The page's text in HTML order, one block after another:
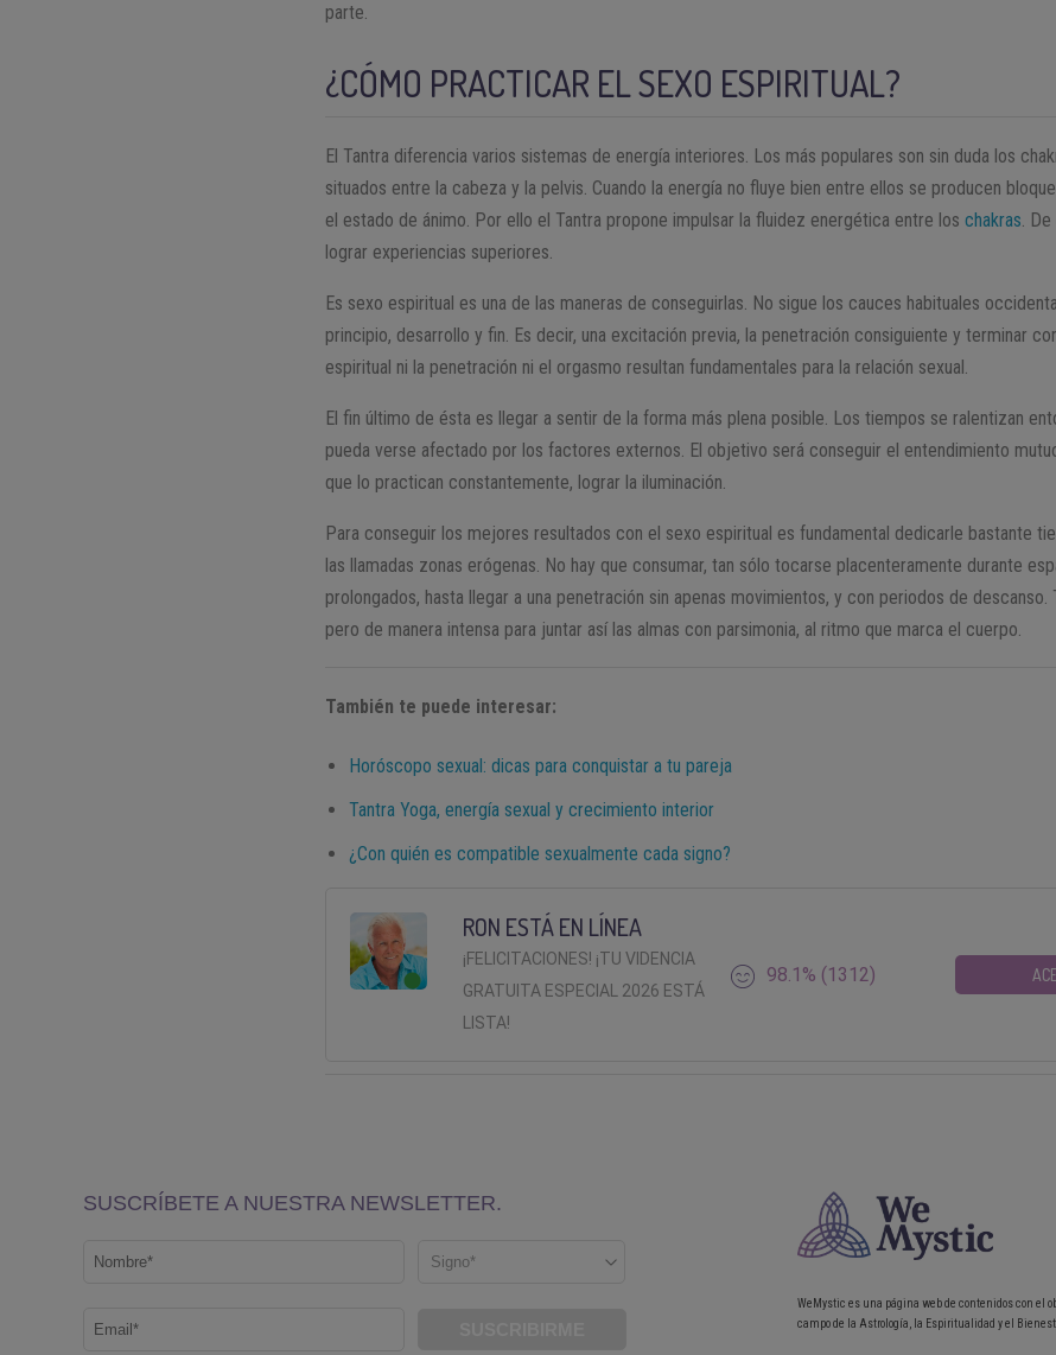
parte.
¿CÓMO PRACTICAR EL SEXO ESPIRITUAL?
El Tantra diferencia varios sistemas de energía interiores. Los más populares son sin duda los
situados entre la cabeza y la pelvis. Cuando la energía no fluye bien entre ellos se producen
el estado de ánimo. Por ello el Tantra propone impulsar la fluidez energética entre loschakras.
lograr experiencias superiores.
Es sexo espiritual es una de las maneras de conseguirlas. No sigue los cauces habituales
principio, desarrollo y fin. Es decir, una excitación previa, la penetración consiguiente y terminar
espiritual ni la penetración ni el orgasmo resultan fundamentales para la relación sexual.
El fin último de ésta es llegar a sentir de la forma más plena posible. Los tiempos se ralentizan
pueda verse afectado por los factores externos. El objetivo será conseguir el entendimiento
que lo practican constantemente, lograr la iluminación.
Para conseguir los mejores resultados con el sexo espiritual es fundamental dedicarle bastante
las llamadas zonas erógenas. No hay que consumar, tan sólo tocarse placenteramente durante
prolongados, hasta llegar a una penetración sin apenas movimientos, y con periodos de
pero de manera intensa para juntar así las almas con parsimonia, al ritmo que marca el cuerpo.
También te puede interesar:
Horóscopo sexual: dicas para conquistar a tu pareja
Tantra Yoga, energía sexual y crecimiento interior
¿Con quién es compatible sexualmente cada signo?
RON ESTÁ EN LÍNEA
¡FELICITACIONES! ¡TU VIDENCIA
GRATUITA ESPECIAL 2026 ESTÁ
LISTA!
98.1% (1312)
WeMystic es una página web de contenidos con el
campo de la Astrología, la Espiritualidad y el